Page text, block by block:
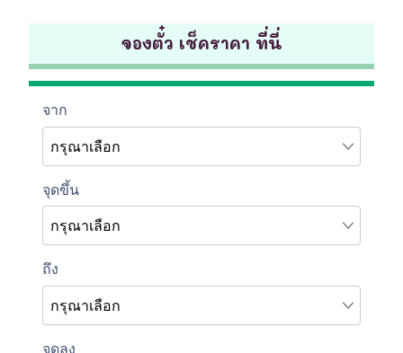
จองตั๋ว เช็คราคา ที่นี่